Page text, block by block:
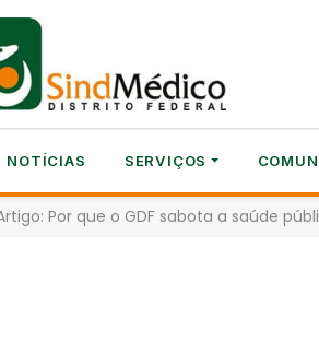
NOTÍCIAS SERVIÇOS
Por que o GDF sabota a saúde